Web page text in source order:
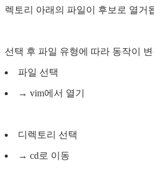
렉토리 아래의 파일이 후보로 열거
선택 후 파일 유형에 따라 동작이
파일 선택
→ vim에서 열기
디렉토리 선택
→ cd로 이동